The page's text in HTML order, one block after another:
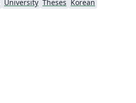
University Theses Korean